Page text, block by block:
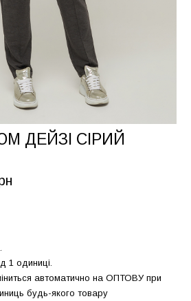
ДЕЙЗІ СІРИЙ
1 одиницi.
автоматично на ОПТОВУ при
будь-якого товару